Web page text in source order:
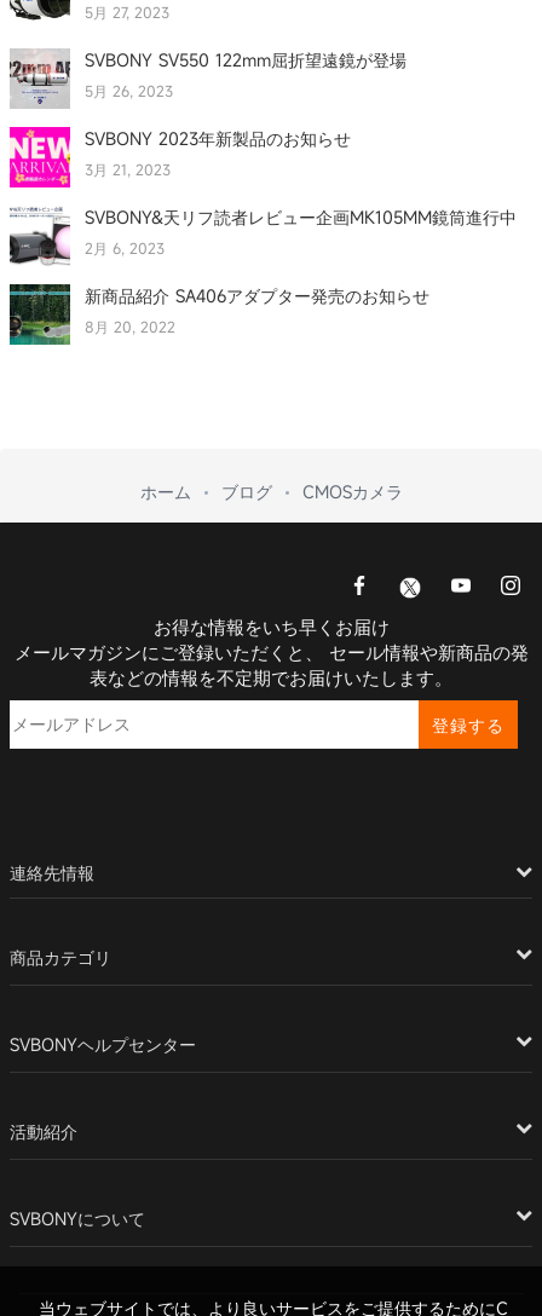
5月 27, 2023
SVBONY SV550 122mm屈折望遠鏡が登場
5月 26, 2023
SVBONY 2023年新製品のお知らせ
3月 21, 2023
SVBONY&天リフ読者レビュー企画MK105MM鏡筒進行中
2月 6, 2023
新商品紹介 SA406アダプター発売のお知らせ
8月 20, 2022
ホーム ブログ CMOSカメラ
お得な情報をいち早くお届け
メールマガジンにご登録いただくと、 セール情報や新商品の発
表などの情報を不定期でお届けいたします。
登録する
連絡先情報
商品カテゴリ
SVBONYヘルプセンター
活動紹介
SVBONYについて
当ウェブサイトでは、より良いサービスをご提供するためにC